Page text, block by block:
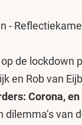
-
de lockdown
en Rob van
Corona, en
van